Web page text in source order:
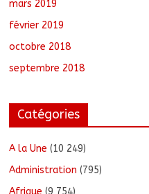
mars 2019
février 2019
octobre 2018
septembre 2018
Catégories
A la Une (10 249)
Administration (795)
Afrique (9 754)